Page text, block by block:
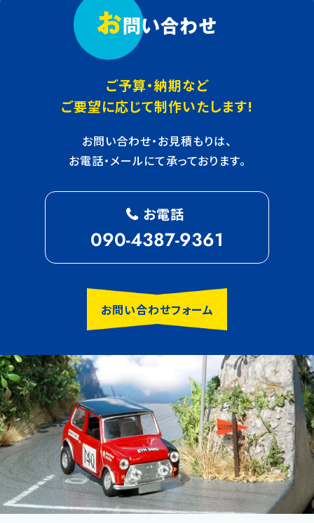
お 問い合わせ
ご予算・納期など
ご要望に応じて制作いたします!
お問い合わせ・お見積もりは、
お電話・メールにて承っております。
お電話
090-4387-9361
お問い合わせフォーム